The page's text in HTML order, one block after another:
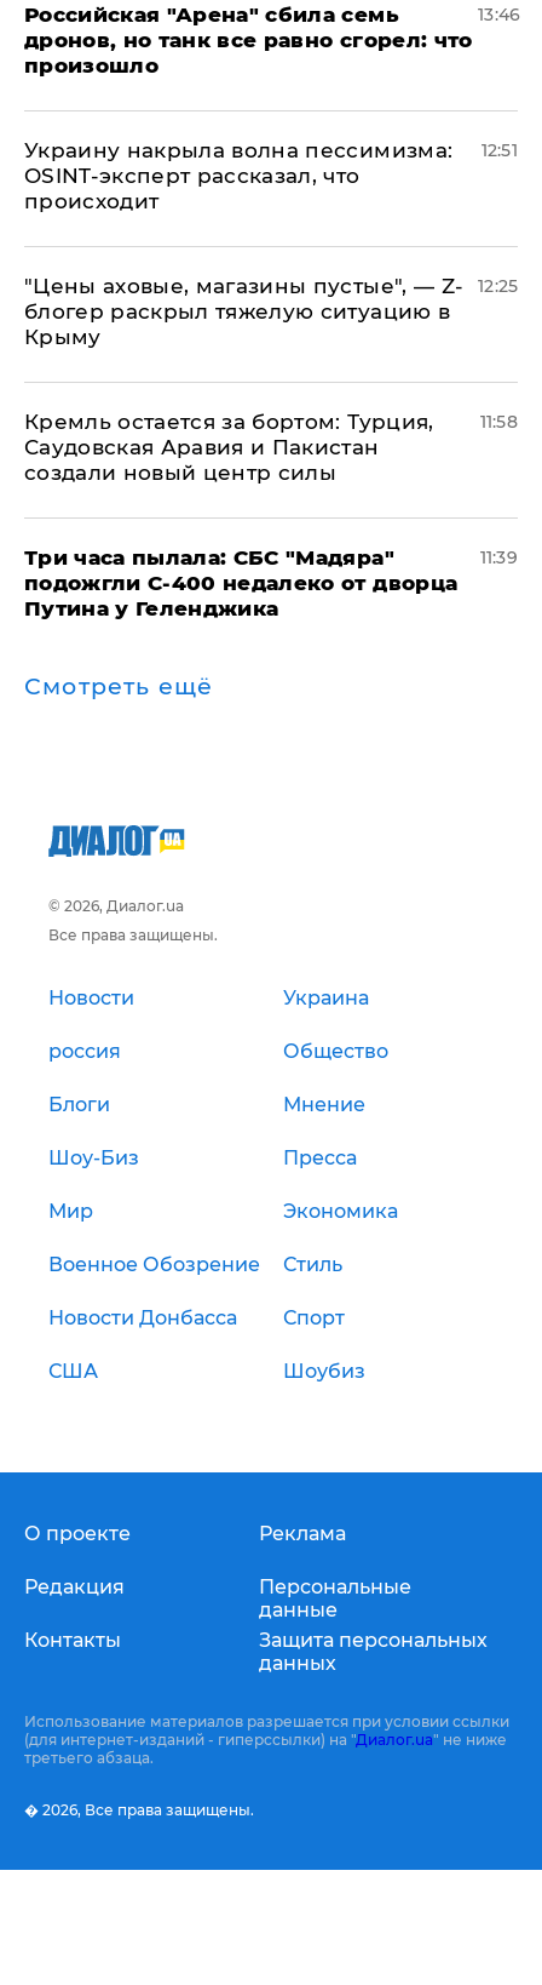
​Российская "Арена" сбила семь
дронов, но танк все равно сгорел: что
произошло
13:46
​Украину накрыла волна пессимизма:
OSINT-эксперт рассказал, что
происходит
12:51
​"Цены аховые, магазины пустые", — Z-
блогер раскрыл тяжелую ситуацию в
Крыму
12:25
​Кремль остается за бортом: Турция,
Саудовская Аравия и Пакистан
создали новый центр силы
11:58
Три часа пылала: СБС "Мадяра"
подожгли С-400 недалеко от дворца
Путина у Геленджика
11:39
Смотреть ещё
© 2026, Диалог.ua
Все права защищены.
Новости Украина
россия Общество
Блоги Мнение
Шоу-Биз Пресса
Мир Экономика
Военное Обозрение Стиль
Новости Донбасса Спорт
США Шоубиз
О проекте
Редакция
Контакты
Реклама
Персональные
данные
Защита персональных
данных
Использование материалов разрешается при условии ссылки
(для интернет-изданий - гиперссылки) на "Диалог.ua" не ниже
третьего абзаца.
� 2026, Все права защищены.